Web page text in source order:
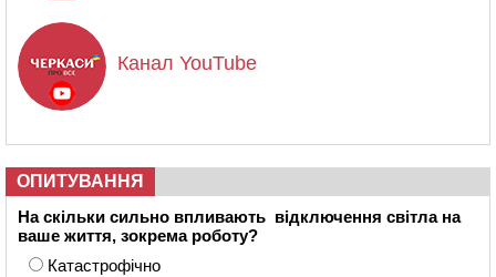
Канал YouTube
ОПИТУВАННЯ
На скільки сильно впливають відключення світла на
ваше життя, зокрема роботу?
Катастрофічно